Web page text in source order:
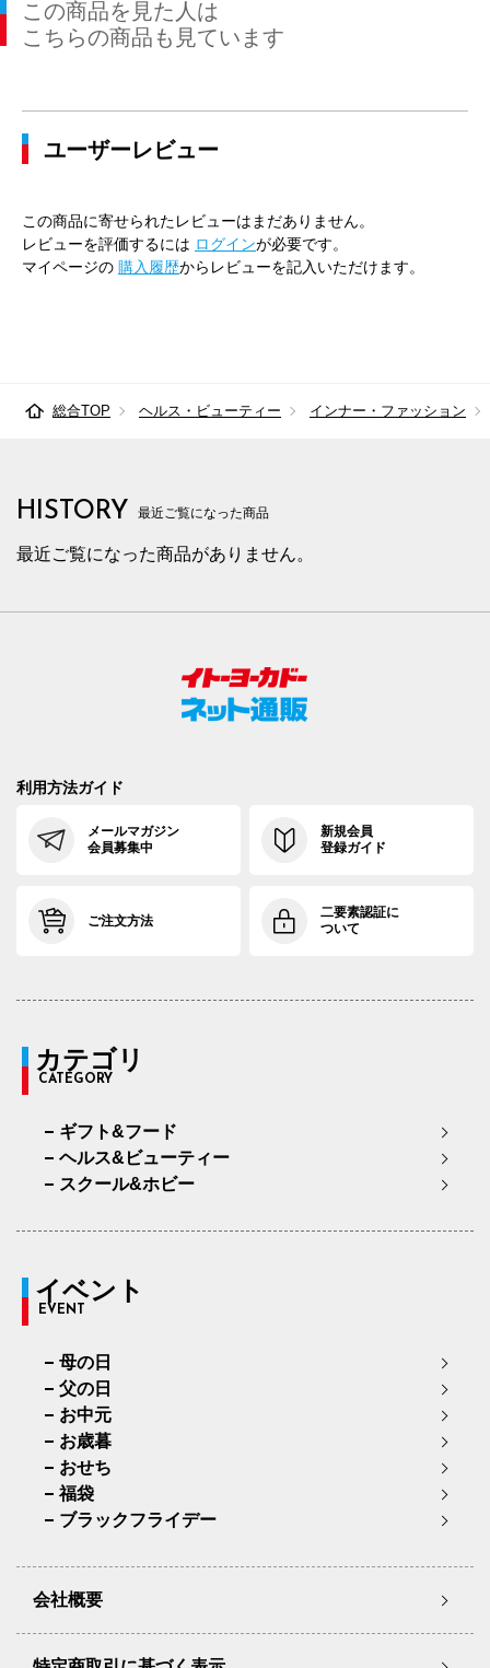
この商品を見た人は
こちらの商品も見ています
ユーザーレビュー
この商品に寄せられたレビューはまだありません。
レビューを評価するには ログインが必要です。
マイページの 購入履歴からレビューを記入いただけます。
総合TOP ヘルス・ビューティー インナー・ファッション
HISTORY 最近ご覧になった商品
最近ご覧になった商品がありません。
利用方法ガイド
メールマガジン
会員募集中
新規会員
登録ガイド
ご注文方法
二要素認証に
ついて
カテゴリ
CATEGORY
ギフト&フード
ヘルス&ビューティー
スクール&ホビー
イベント
EVENT
母の日
父の日
お中元
お歳暮
おせち
福袋
ブラックフライデー
会社概要